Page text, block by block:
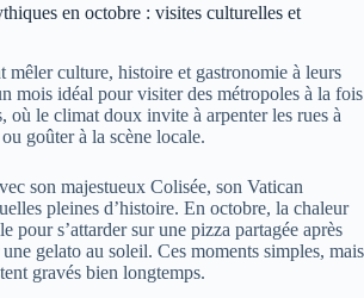
en octobre : visites culturelles et
mêler culture, histoire et gastronomie à leurs
mois idéal pour visiter des métropoles à la fois
où le climat doux invite à arpenter les rues à
goûter à la scène locale.
son majestueux Colisée, son Vatican
pleines d’histoire. En octobre, la chaleur
pour s’attarder sur une pizza partagée après
gelato au soleil. Ces moments simples, mais
gravés bien longtemps.